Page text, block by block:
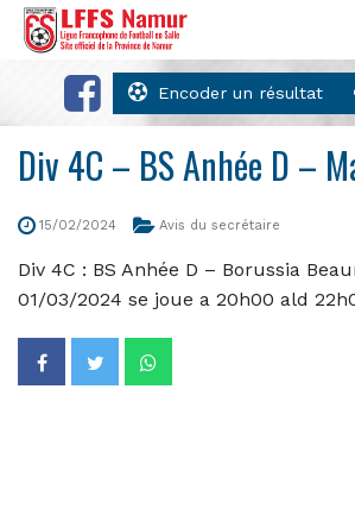
Encoder un résultat
Div 4C – BS Anhée D –
15/02/2024 Avis du secrétaire
Div 4C : BS Anhée D – Borussia
01/03/2024 se joue a 20h00 ald